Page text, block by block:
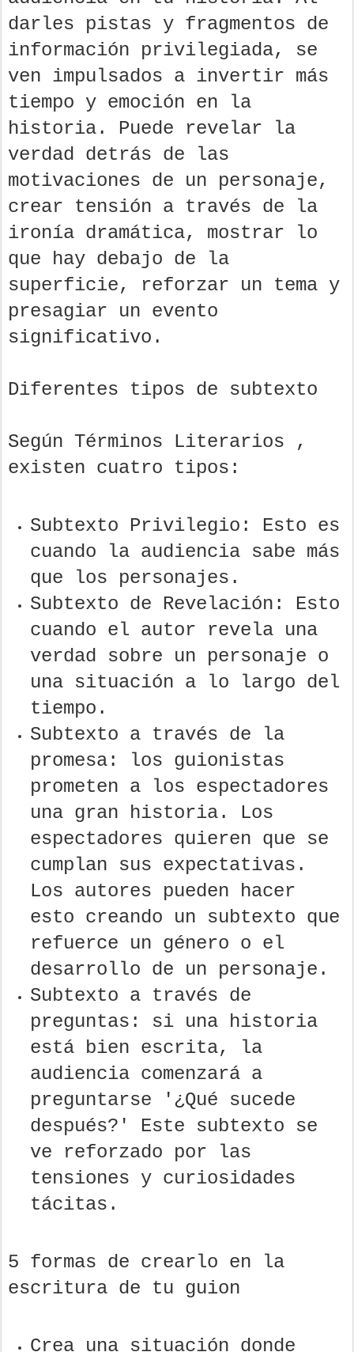
darles pistas y fragmentos de
información privilegiada, se
ven impulsados ​​a invertir más
tiempo y emoción en la
historia. Puede revelar la
verdad detrás de las
motivaciones de un personaje,
crear tensión a través de la
ironía dramática, mostrar lo
que hay debajo de la
superficie, reforzar un tema y
presagiar un evento
significativo.
Diferentes tipos de subtexto
Según Términos Literarios ,
existen cuatro tipos:
Subtexto Privilegio: Esto es
cuando la audiencia sabe más
que los personajes.
Subtexto de Revelación: Esto
cuando el autor revela una
verdad sobre un personaje o
una situación a lo largo del
tiempo.
Subtexto a través de la
promesa: los guionistas
prometen a los espectadores
una gran historia. Los
espectadores quieren que se
cumplan sus expectativas.
Los autores pueden hacer
esto creando un subtexto que
refuerce un género o el
desarrollo de un personaje.
Subtexto a través de
preguntas: si una historia
está bien escrita, la
audiencia comenzará a
preguntarse '¿Qué sucede
después?' Este subtexto se
ve reforzado por las
tensiones y curiosidades
tácitas.
5 formas de crearlo en la
escritura de tu guion
Crea una situación donde